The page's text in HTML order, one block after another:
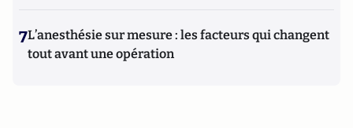
7L’anesthésie sur mesure : les facteurs qui changent
tout avant une opération